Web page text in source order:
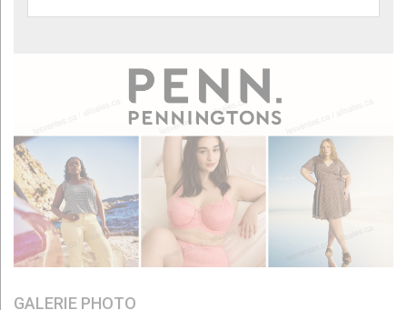
GALERIE PHOTO